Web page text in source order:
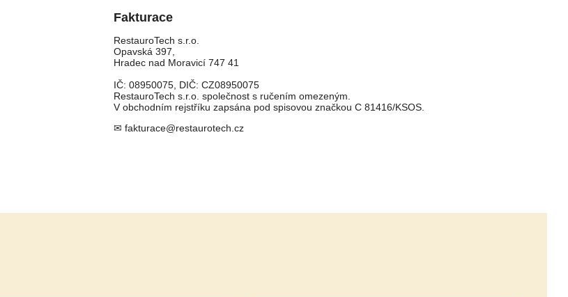
Fakturace
RestauroTech s.r.o.
Opavská 397,
Hradec nad Moravicí 747 41
IČ: 08950075, DIČ: CZ08950075
RestauroTech s.r.o. společnost s ručením omezeným.
V obchodním rejstříku zapsána pod spisovou značkou C 81416/KSOS.
✉ fakturace@restaurotech.cz